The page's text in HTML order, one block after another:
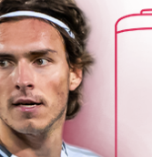
Spēlētāja statuss:
Spēlētāja statuss: Amatieris
Spēlētāja statuss: Amatieris